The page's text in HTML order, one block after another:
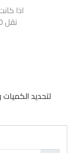
نقل 300 ريال بدون ضريبة القيمة المضافة
لتحديد